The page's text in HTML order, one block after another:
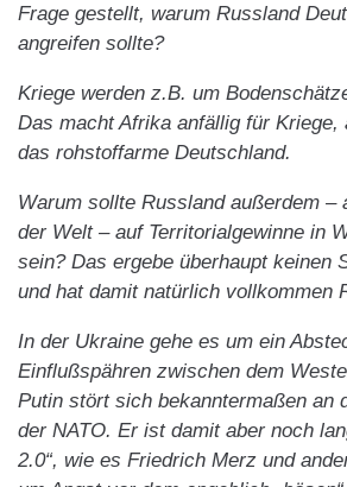
Frage gestellt, warum Russland
angreifen sollte?
Kriege werden z.B. um
Das macht Afrika anfällig für Kriege,
das rohstoffarme Deutschland.
Warum sollte Russland außerdem –
der Welt – auf Territorialgewinne in
sein? Das ergebe überhaupt keinen
und hat damit natürlich vollkommen
In der Ukraine gehe es um ein
Einflußspähren zwischen dem
Putin stört sich bekanntermaßen an
der NATO. Er ist damit aber noch
2.0“, wie es Friedrich Merz und